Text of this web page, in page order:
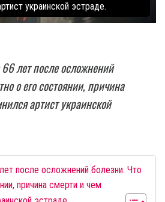
украинской эстраде.
лет после осложнений
о его состоянии, причина
артист украинской
после осложнений болезни. Что
причина смерти и чем